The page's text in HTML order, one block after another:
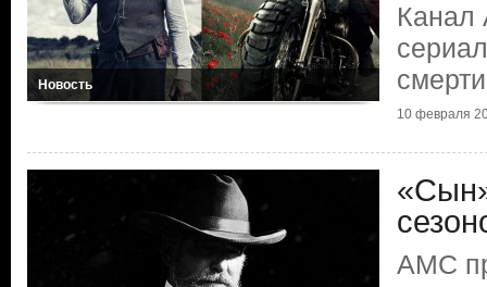
Новость
Канал
10 февраля
AMC